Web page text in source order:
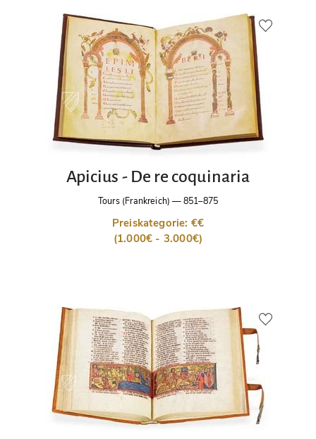
Apicius - De re coquinaria
Tours (Frankreich) —851–875
Preiskategorie: €€
(1.000€ - 3.000€)